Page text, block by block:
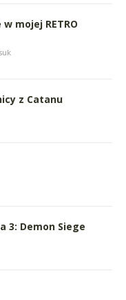
mojej RETRO
z Catanu
3: Demon Siege